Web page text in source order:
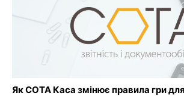
Як СОТА Каса змінює правила гри